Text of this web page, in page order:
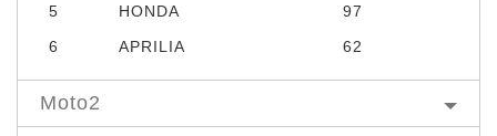
5
HONDA
97
6
APRILIA 62
Moto2